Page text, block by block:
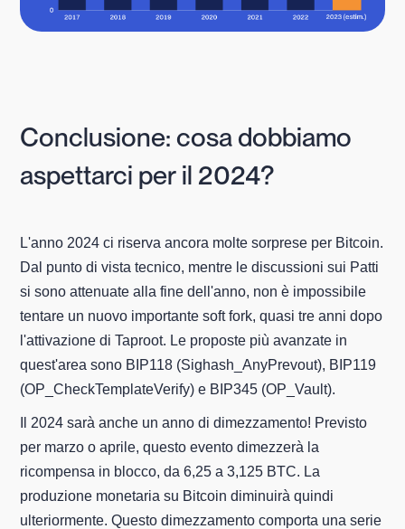
Conclusione: cosa dobbiamo
aspettarci per il 2024?
L'anno 2024 ci riserva ancora molte sorprese per Bitcoin.
Dal punto di vista tecnico, mentre le discussioni sui Patti
si sono attenuate alla fine dell'anno, non è impossibile
tentare un nuovo importante soft fork, quasi tre anni dopo
l'attivazione di Taproot. Le proposte più avanzate in
quest'area sono BIP118 (Sighash_AnyPrevout), BIP119
(OP_CheckTemplateVerify) e BIP345 (OP_Vault).
Il 2024 sarà anche un anno di dimezzamento! Previsto
per marzo o aprile, questo evento dimezzerà la
ricompensa in blocco, da 6,25 a 3,125 BTC. La
produzione monetaria su Bitcoin diminuirà quindi
ulteriormente. Questo dimezzamento comporta una serie